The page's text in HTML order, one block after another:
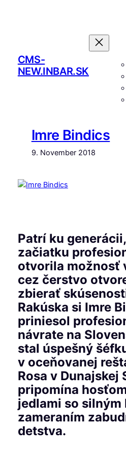
CMS-
NEW.INBAR.SK
Imre Bindics
9. November 2018
Patrí ku
začiatku
otvorila možnosť
cez čerstvo
zbierať
Rakúska si Imre
priniesol
návrate na
stal úspešný
v oceňovanej
Rosa v Dunajskej
pripomína
jedlami so silným
zameraním
detstva.